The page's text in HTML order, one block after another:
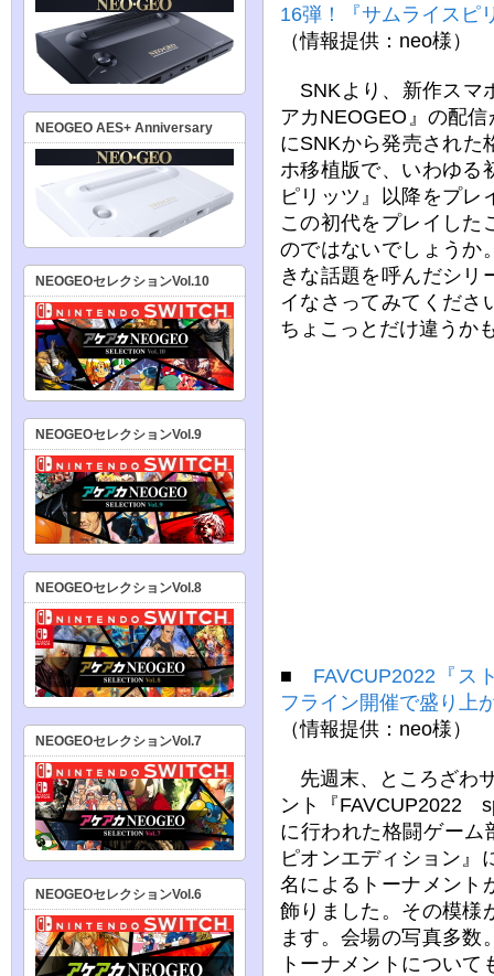
16弾！『サムライスピ
（情報提供：neo様）
SNKより、新作スマ
アカNEOGEO』の配
にSNKから発売された
ホ移植版で、いわゆる
ピリッツ』以降をプレ
この初代をプレイした
のではないでしょうか
きな話題を呼んだシリ
イなさってみてくださ
ちょこっとだけ違うか
■ FAVCUP2022『ス
フライン開催で盛り上
（情報提供：neo様）
先週末、ところざわ
ント『FAVCUP2022
に行われた格闘ゲー
ピオンエディション』
名によるトーナメント
飾りました。その模様
ます。会場の写真多数
トーナメントについ
NEOGEO AES+ Anniversary
NEOGEOセレクションVol.10
NEOGEOセレクションVol.9
NEOGEOセレクションVol.8
NEOGEOセレクションVol.7
NEOGEOセレクションVol.6